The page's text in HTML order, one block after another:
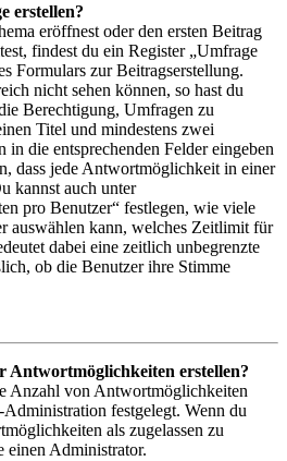
erstellen?
eröffnest oder den ersten Beitrag
findest du ein Register „Umfrage
Formulars zur Beitragserstellung.
nicht sehen können, so hast du
Berechtigung, Umfragen zu
Titel und mindestens zwei
die entsprechenden Felder eingeben
dass jede Antwortmöglichkeit in einer
kannst auch unter
pro Benutzer“ festlegen, wie viele
auswählen kann, welches Zeitlimit für
dabei eine zeitlich unbegrenzte
ob die Benutzer ihre Stimme
Antwortmöglichkeiten erstellen?
Anzahl von Antwortmöglichkeiten
festgelegt. Wenn du
als zugelassen zu
einen Administrator.